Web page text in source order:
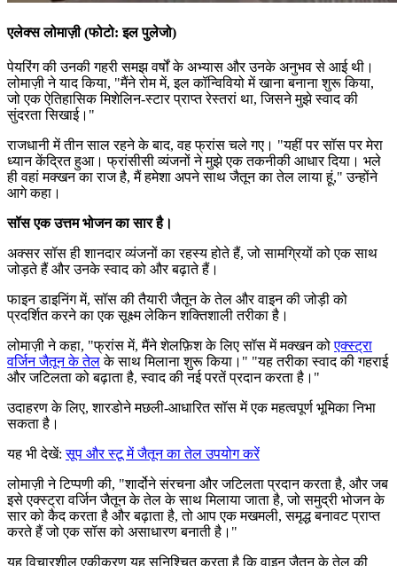
एलेक्स लोमाज़ी (फोटो: इल पुलेजो)
पेयरिंग की उनकी गहरी समझ वर्षों के अभ्यास और उनके अनुभव से आई थी।
लोमाज़ी ने याद किया, "मैंने रोम में, इल कॉन्विवियो में खाना बनाना शुरू किया,
जो एक ऐतिहासिक मिशेलिन-स्टार प्राप्त रेस्तरां था, जिसने मुझे स्वाद की
सुंदरता सिखाई।"
राजधानी में तीन साल रहने के बाद, वह फ्रांस चले गए। "यहीं पर सॉस पर मेरा
ध्यान केंद्रित हुआ। फ्रांसीसी व्यंजनों ने मुझे एक तकनीकी आधार दिया। भले
ही वहां मक्खन का राज है, मैं हमेशा अपने साथ जैतून का तेल लाया हूं," उन्होंने
आगे कहा।
सॉस एक उत्तम भोजन का सार है।
अक्सर सॉस ही शानदार व्यंजनों का रहस्य होते हैं, जो सामग्रियों को एक साथ
जोड़ते हैं और उनके स्वाद को और बढ़ाते हैं।
फाइन डाइनिंग में, सॉस की तैयारी जैतून के तेल और वाइन की जोड़ी को
प्रदर्शित करने का एक सूक्ष्म लेकिन शक्तिशाली तरीका है।
लोमाज़ी ने कहा, "फ्रांस में, मैंने शेलफ़िश के लिए सॉस में मक्खन कोएक्स्ट्रा
वर्जिन जैतून के तेलके साथ मिलाना शुरू किया।" "यह तरीका स्वाद की गहराई
और जटिलता को बढ़ाता है, स्वाद की नई परतें प्रदान करता है।"
उदाहरण के लिए, शारडोने मछली-आधारित सॉस में एक महत्वपूर्ण भूमिका निभा
सकता है।
यह भी देखें: सूप और स्टू में जैतून का तेल उपयोग करें
लोमाज़ी ने टिप्पणी की, "शार्दोने संरचना और जटिलता प्रदान करता है, और जब
इसे एक्स्ट्रा वर्जिन जैतून के तेल के साथ मिलाया जाता है, जो समुद्री भोजन के
सार को कैद करता है और बढ़ाता है, तो आप एक मखमली, समृद्ध बनावट प्राप्त
करते हैं जो एक सॉस को असाधारण बनाती है।"
यह विचारशील एकीकरण यह सुनिश्चित करता है कि वाइन जैतून के तेल की